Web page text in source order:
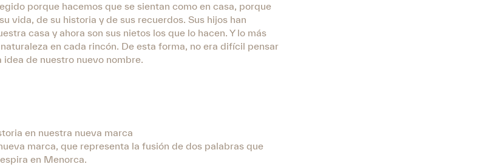
porque hacemos que se sientan como en casa, porque
vida, de su historia y de sus recuerdos. Sus hijos han
casa y ahora son sus nietos los que lo hacen. Y lo más
en cada rincón. De esta forma, no era difícil pensar
de nuestro nuevo nombre.
en nuestra nueva marca
marca, que representa la fusión de dos palabras que
en Menorca.